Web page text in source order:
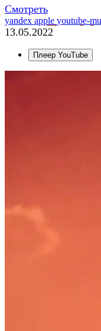
Смотреть
yandex apple youtube-
13.05.2022
Плеер YouTube